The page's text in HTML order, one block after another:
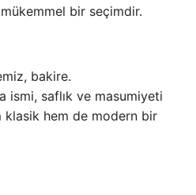
bir seçimdir.
bakire.
ismi, saflık ve masumiyeti
klasik hem de modern bir